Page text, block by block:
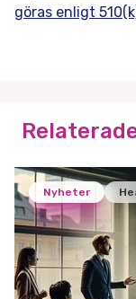
göras enligt
Nyheter